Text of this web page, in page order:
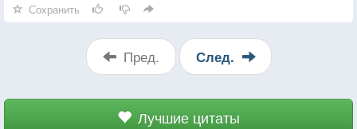
Сохранить
Пред. След.
Лучшие цитаты